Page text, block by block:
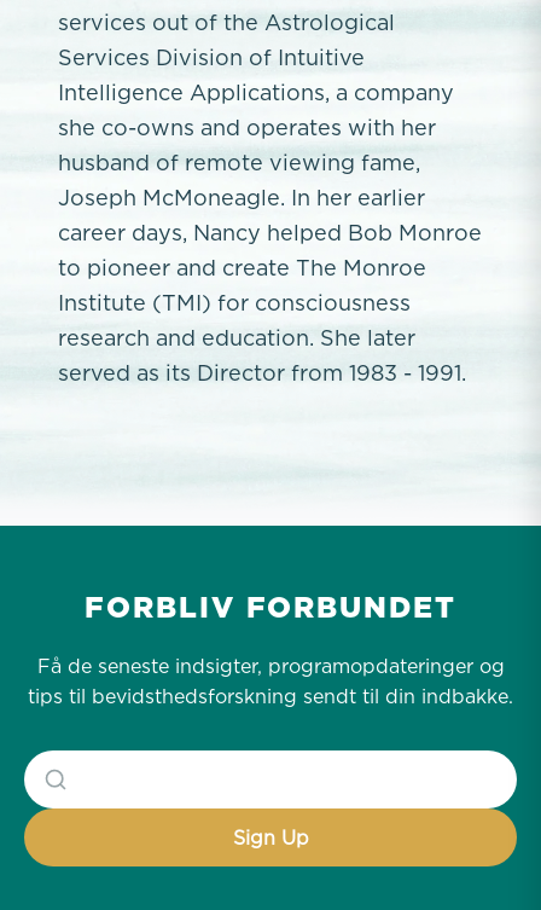
services out of the Astrological
Services Division of Intuitive
Intelligence Applications, a company
she co-owns and operates with her
husband of remote viewing fame,
Joseph McMoneagle. In her earlier
career days, Nancy helped Bob Monroe
to pioneer and create The Monroe
Institute (TMI) for consciousness
research and education. She later
served as its Director from 1983 - 1991.
FORBLIV FORBUNDET
Få de seneste indsigter, programopdateringer og
tips til bevidsthedsforskning sendt til din indbakke.